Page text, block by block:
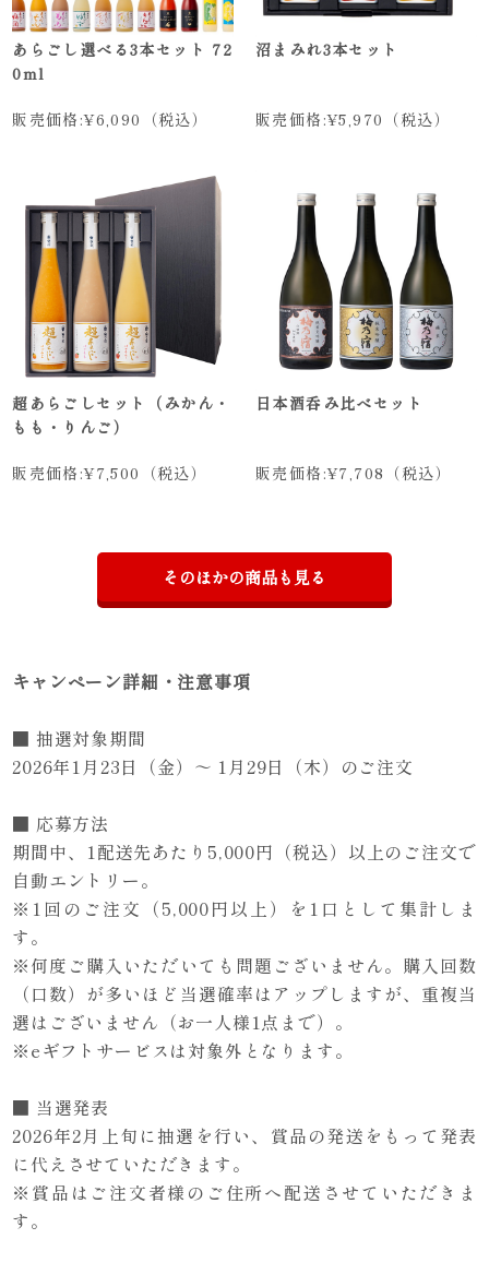
あらごし選べる3本セット 72
0ml
販売価格:¥6,090 （税込）
沼まみれ3本セット
販売価格:¥5,970 （税込）
超あらごしセット（みかん・
もも・りんご）
販売価格:¥7,500 （税込）
日本酒呑み比べセット
販売価格:¥7,708 （税込）
そのほかの商品も見る
キャンペーン詳細・注意事項
■ 抽選対象期間
2026年1月23日（金）～ 1月29日（木）のご注文
■ 応募方法
期間中、1配送先あたり5,000円（税込）以上のご注文で
自動エントリー。
※1回のご注文（5,000円以上）を1口として集計しま
す。
※何度ご購入いただいても問題ございません。購入回数
（口数）が多いほど当選確率はアップしますが、重複当
選はございません（お一人様1点まで）。
※eギフトサービスは対象外となります。
■ 当選発表
2026年2月上旬に抽選を行い、賞品の発送をもって発表
に代えさせていただきます。
※賞品はご注文者様のご住所へ配送させていただきま
す。